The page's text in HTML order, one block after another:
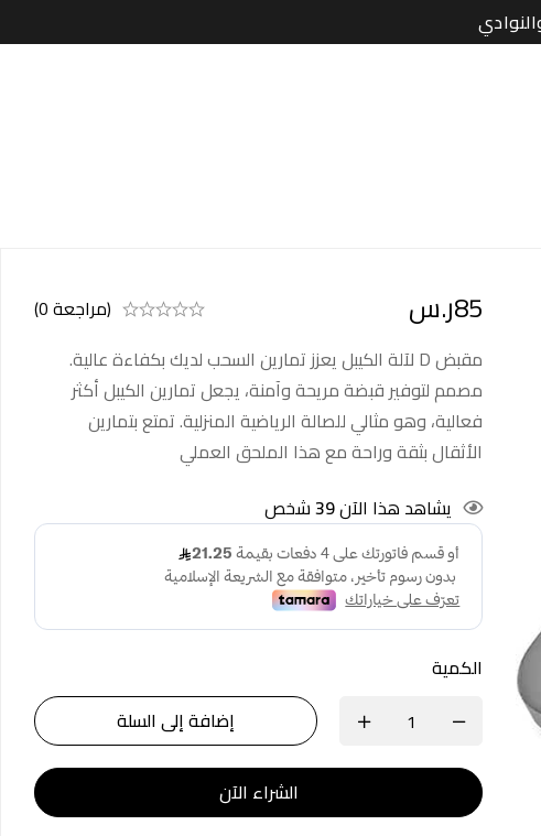
85ر.س
(مراجعة 0)
مقبض D لآلة الكيبل يعزز تمارين السحب لديك بكفاءة عالية.
مصمم لتوفير قبضة مريحة وآمنة، يجعل تمارين الكيبل أكثر
فعالية، وهو مثالي للصالة الرياضية المنزلية. تمتع بتمارين
الأثقال بثقة وراحة مع هذا الملحق العملي
يشاهد هذا الآن39شخص
الكمية
إضافة إلى السلة
الشراء الآن